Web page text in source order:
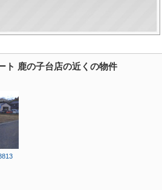
ト 鹿の子台店の近くの物件